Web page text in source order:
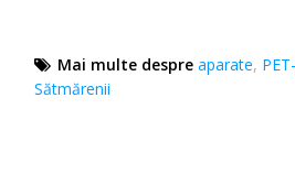
Mai multe despre aparate,
Sătmărenii